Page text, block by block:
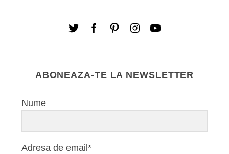
ABONEAZA-TE LA NEWSLETTER
Nume
Adresa de email*